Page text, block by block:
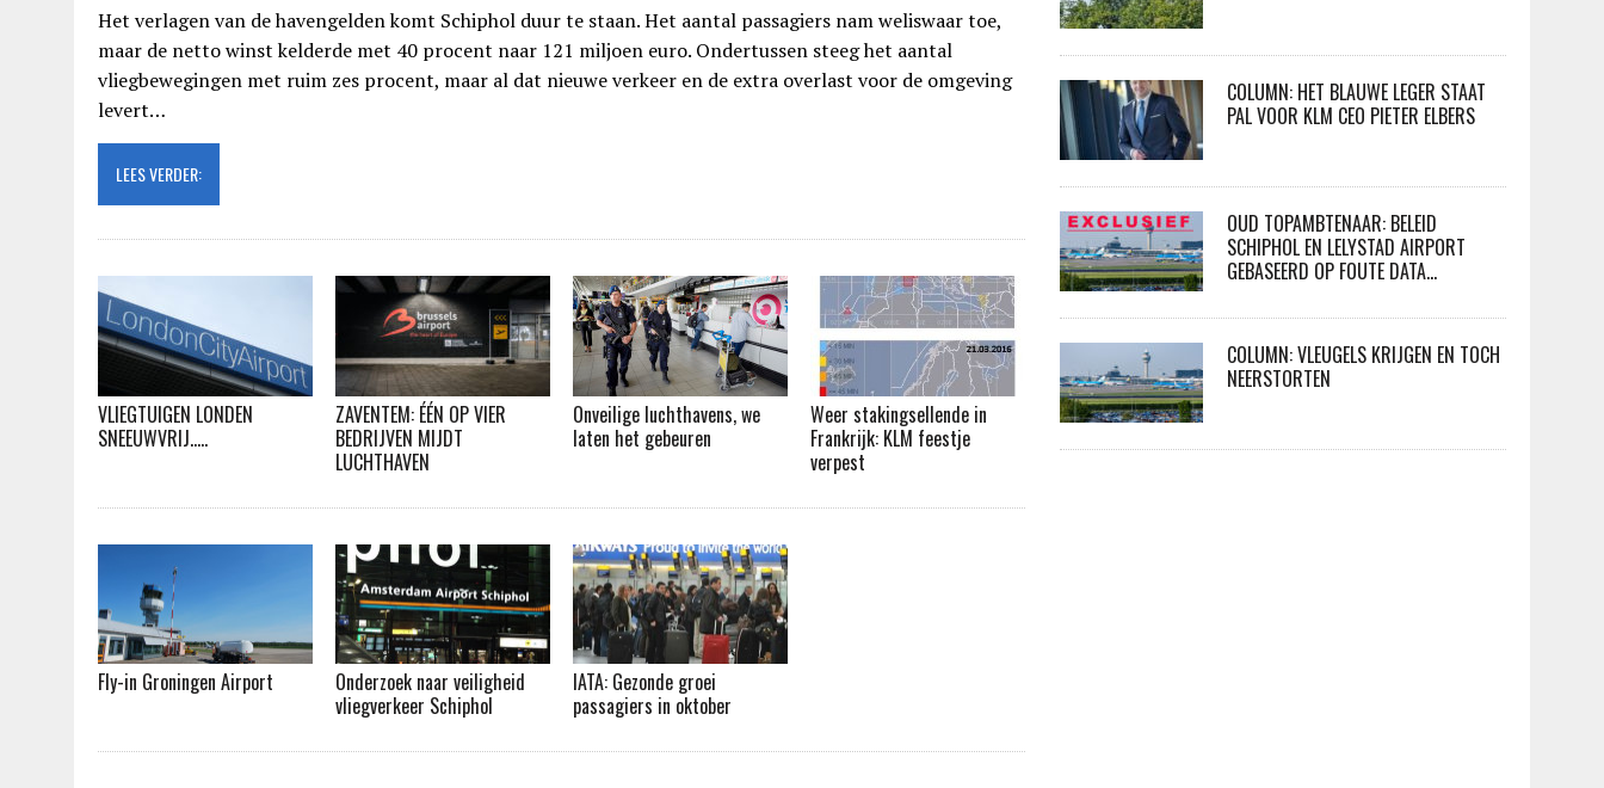
Het verlagen van de havengelden komt Schiphol duur te staan. Het aantal passagiers nam weliswaar toe,
maar de netto winst kelderde met 40 procent naar 121 miljoen euro. Ondertussen steeg het aantal
vliegbewegingen met ruim zes procent, maar al dat nieuwe verkeer en de extra overlast voor de omgeving
levert…
LEES VERDER:
VLIEGTUIGEN LONDEN
SNEEUWVRIJ…..
ZAVENTEM: ÉÉN OP VIER
BEDRIJVEN MIJDT
LUCHTHAVEN
Onveilige luchthavens, we
laten het gebeuren
Weer stakingsellende in
Frankrijk: KLM feestje
verpest
Fly-in Groningen Airport
Onderzoek naar veiligheid
vliegverkeer Schiphol
IATA: Gezonde groei
passagiers in oktober
COLUMN: HET BLAUWE LEGER STAAT
PAL VOOR KLM CEO PIETER ELBERS
OUD TOPAMBTENAAR: BELEID
SCHIPHOL EN LELYSTAD AIRPORT
GEBASEERD OP FOUTE DATA…
COLUMN: VLEUGELS KRIJGEN EN TOCH
NEERSTORTEN